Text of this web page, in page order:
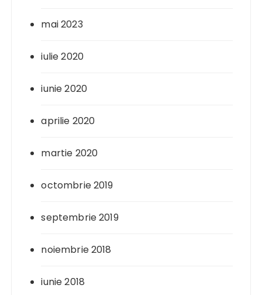
mai 2023
iulie 2020
iunie 2020
aprilie 2020
martie 2020
octombrie 2019
septembrie 2019
noiembrie 2018
iunie 2018